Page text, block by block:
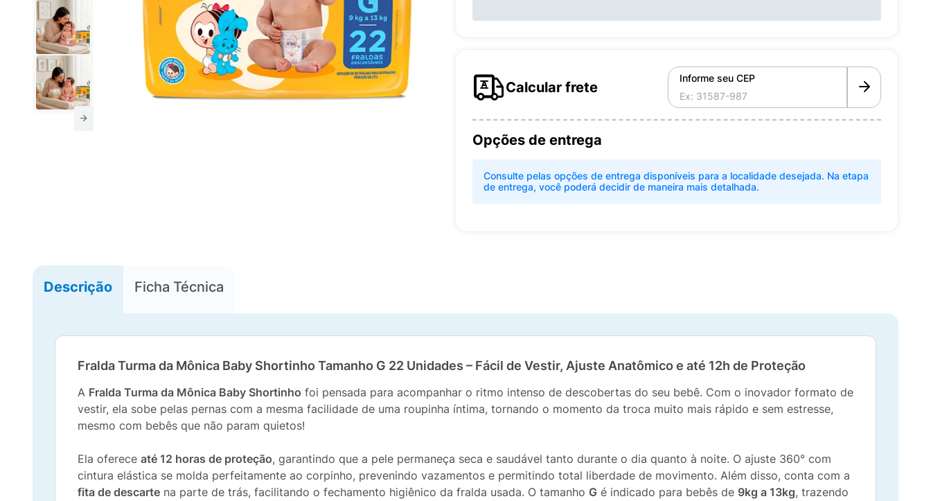
Calcular frete
Informe seu CEP
Opções de entrega
Consulte pelas opções de entrega disponíveis para a localidade desejada. Na etapa
de entrega, você poderá decidir de maneira mais detalhada.
Descrição Ficha Técnica
Fralda Turma da Mônica Baby Shortinho Tamanho G 22 Unidades – Fácil de Vestir, Ajuste Anatômico e até 12h de Proteção
A Fralda Turma da Mônica Baby Shortinho foi pensada para acompanhar o ritmo intenso de descobertas do seu bebê. Com o inovador formato de
vestir, ela sobe pelas pernas com a mesma facilidade de uma roupinha íntima, tornando o momento da troca muito mais rápido e sem estresse,
mesmo com bebês que não param quietos!
Ela oferece até 12 horas de proteção, garantindo que a pele permaneça seca e saudável tanto durante o dia quanto à noite. O ajuste 360° com
cintura elástica se molda perfeitamente ao corpinho, prevenindo vazamentos e permitindo total liberdade de movimento. Além disso, conta com a
fita de descarte na parte de trás, facilitando o fechamento higiênico da fralda usada. O tamanho G é indicado para bebês de 9kg a 13kg, trazendo